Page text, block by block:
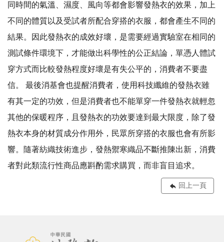
同時間的氣溫、濕度、風向等都會影響發熱衣的效果，加上
不同的體質以及受試者所配合穿搭的衣服，都會產生不同的
結果。因此發熱衣的成效好壞，是需要經過實驗室在相同的
測試條件環境下，才能做出科學性的公正結論，單憑人體試
穿方式而比較發熱程度好壞是有失公平的，消費者不要盡
信。 最後消基會也提醒消費者，使用科技纖維的發熱衣雖
有其一定的功效，但是消費者也不能單穿一件發熱衣就輕忽
其他的保暖程序，且發熱衣的功效要達到最大限度，除了發
熱衣本身的材質成分作用外，民眾所穿搭的衣服也會有所影
響。隨著紡織技術進步，發熱禦寒織品不斷推陳出新，消費
者對此類流行性商品應斟酌需求購買，而非盲目追求。
回上一頁